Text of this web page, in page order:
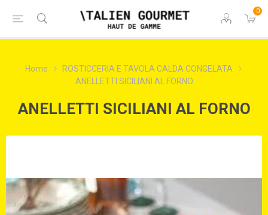
0
Home
ROSTICCERIA E TAVOLA CALDA CONGELATA
ANELLETTI SICILIANI AL FORNO
ANELLETTI SICILIANI AL FORNO